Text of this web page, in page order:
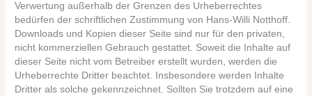
Verwertung außerhalb der Grenzen des Urheberrechtes
bedürfen der schriftlichen Zustimmung von Hans-Willi Notthoff.
Downloads und Kopien dieser Seite sind nur für den privaten,
nicht kommerziellen Gebrauch gestattet. Soweit die Inhalte auf
dieser Seite nicht vom Betreiber erstellt wurden, werden die
Urheberrechte Dritter beachtet. Insbesondere werden Inhalte
Dritter als solche gekennzeichnet. Sollten Sie trotzdem auf eine